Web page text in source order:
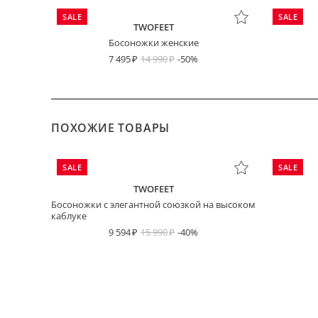
SALE
TWOFEET
Босоножки женские
7 495
14 990 -50%
SALE
ПОХОЖИЕ ТОВАРЫ
SALE
TWOFEET
Босоножки с элегантной союзкой на высоком
каблуке
9 594
15 990 -40%
SALE